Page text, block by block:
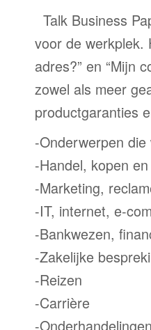
Talk Business
voor de werkplek.
adres?” en “Mijn
zowel als meer
productgaranties
-Onderwerpen
-Handel, kopen
-Marketing,
-IT, internet, e-
-Bankwezen,
-Zakelijke
-Reizen
-Carrière
-Onderhandelingen